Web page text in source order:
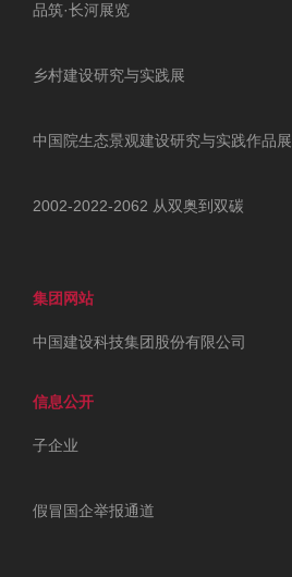
品筑·长河展览
乡村建设研究与实践展
中国院生态景观建设研究与实践作品展
2002-2022-2062 从双奥到双碳
集团网站
中国建设科技集团股份有限公司
信息公开
子企业
假冒国企举报通道